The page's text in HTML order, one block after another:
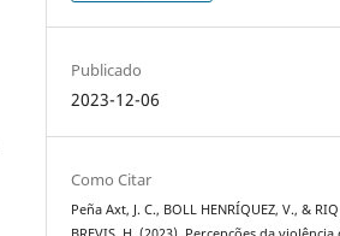
Publicado
2023-12-06
Como Citar
Peña Axt, J. C., BOLL HENRÍQUEZ, V., &